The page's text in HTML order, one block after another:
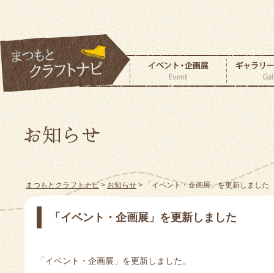
まつもとクラフトナビ>お知らせ> 「イベント・企画展」を更新しました
「イベント・企画展」を更新しました
「イベント・企画展」を更新しました。